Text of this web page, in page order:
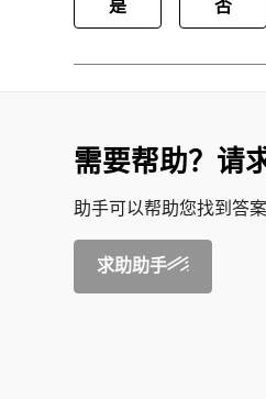
是 否
需要帮助？请
助手可以帮助您找到答
求助助手